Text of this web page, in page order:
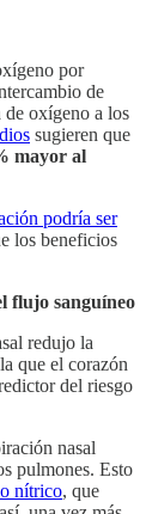
por
de
de oxígeno a los
sugieren que
mayor al
podría ser
los beneficios
flujo sanguíneo
redujo la
que el corazón
del riesgo
nasal
pulmones. Esto
nítrico, que